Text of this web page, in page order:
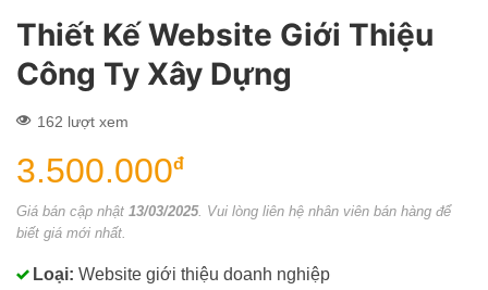
Thiết Kế Website Giới Thiệu
Công Ty Xây Dựng
162 lượt xem
3.500.000đ
Giá bán cập nhật 13/03/2025. Vui lòng liên hệ nhân viên bán hàng để
biết giá mới nhất.
Loại: Website giới thiệu doanh nghiệp